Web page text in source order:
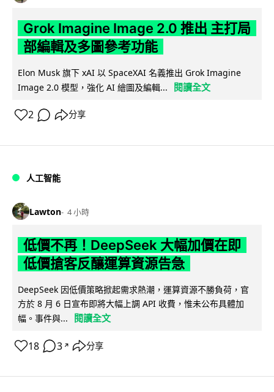
Grok Imagine Image 2.0 推出 主打局
部編輯及多圖參考功能
Elon Musk 旗下 xAI 以 SpaceXAI 名義推出 Grok Imagine
Image 2.0 模型，強化 AI 繪圖及編輯...
閱讀全文
2 分享
人工智能
Lawton 4 小時
低價不再！DeepSeek 大幅加價在即
低價搶客反釀運算資源告急
DeepSeek 因低價策略掀起需求熱潮，運算資源不勝負荷，官
方於 8 月 6 日宣布即將大幅上調 API 收費，惟未公布具體加
幅。事件與...
閱讀全文
18 3 ↗ 分享